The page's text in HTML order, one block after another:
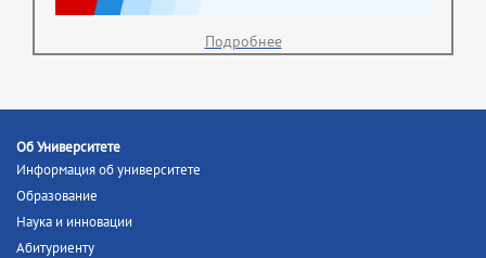
Подробнее
Об Университете
Информация об университете
Образование
Наука и инновации
Абитуриенту